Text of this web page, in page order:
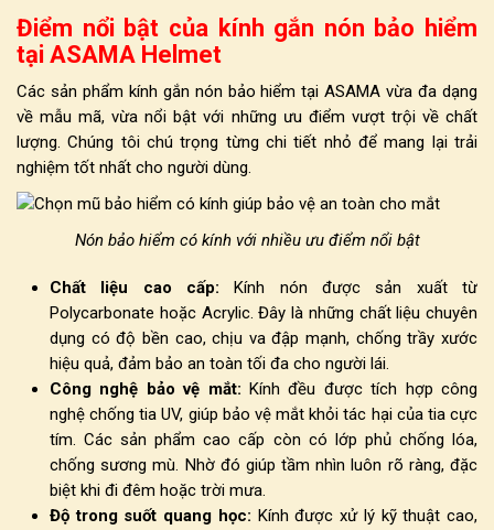
Điểm nổi bật của kính gắn nón bảo hiểm
tại ASAMA Helmet
Các sản phẩm kính gắn nón bảo hiểm tại ASAMA vừa đa dạng
về mẫu mã, vừa nổi bật với những ưu điểm vượt trội về chất
lượng. Chúng tôi chú trọng từng chi tiết nhỏ để mang lại trải
nghiệm tốt nhất cho người dùng.
Nón bảo hiểm có kính với nhiều ưu điểm nổi bật
Chất liệu cao cấp: Kính nón được sản xuất từ
Polycarbonate hoặc Acrylic. Đây là những chất liệu chuyên
dụng có độ bền cao, chịu va đập mạnh, chống trầy xước
hiệu quả, đảm bảo an toàn tối đa cho người lái.
Công nghệ bảo vệ mắt: Kính đều được tích hợp công
nghệ chống tia UV, giúp bảo vệ mắt khỏi tác hại của tia cực
tím. Các sản phẩm cao cấp còn có lớp phủ chống lóa,
chống sương mù. Nhờ đó giúp tầm nhìn luôn rõ ràng, đặc
biệt khi đi đêm hoặc trời mưa.
Độ trong suốt quang học: Kính được xử lý kỹ thuật cao,